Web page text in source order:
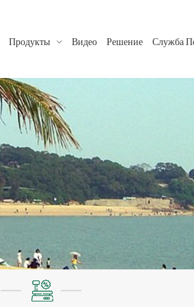
Продукты Видео Решение Служба